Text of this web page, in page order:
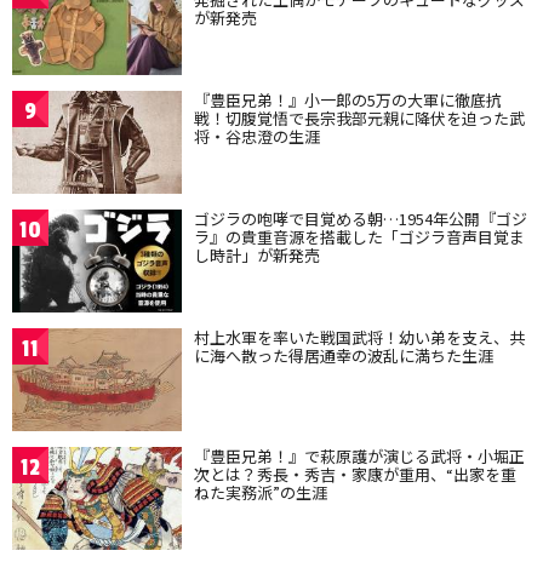
が新発売
9 『豊臣兄弟！』小一郎の5万の大軍に徹底抗
戦！切腹覚悟で長宗我部元親に降伏を迫った武
将・谷忠澄の生涯
10 ゴジラの咆哮で目覚める朝…1954年公開『ゴジ
ラ』の貴重音源を搭載した「ゴジラ音声目覚ま
し時計」が新発売
11 村上水軍を率いた戦国武将！幼い弟を支え、共
に海へ散った得居通幸の波乱に満ちた生涯
12 『豊臣兄弟！』で萩原護が演じる武将・小堀正
次とは？秀長・秀吉・家康が重用、“出家を重
ねた実務派”の生涯